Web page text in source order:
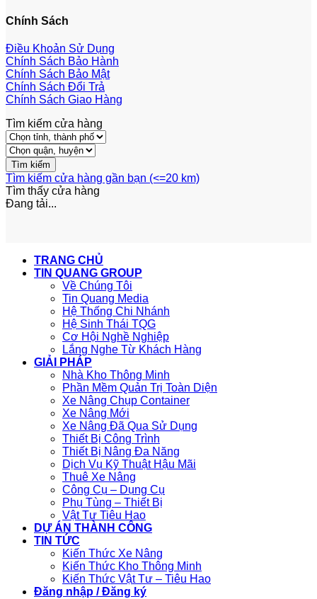
Chính Sách
Điều Khoản Sử Dụng
Chính Sách Bảo Hành
Chính Sách Bảo Mật
Chính Sách Đổi Trả
Chính Sách Giao Hàng
Tìm kiếm cửa hàng
Tìm kiếm cửa hàng gần bạn (<=20 km)
Tìm thấy cửa hàng
Đang tải...
TRANG CHỦ
TIN QUANG GROUP
Về Chúng Tôi
Tin Quang Media
Hệ Thống Chi Nhánh
Hệ Sinh Thái TQG
Cơ Hội Nghề Nghiệp
Lắng Nghe Từ Khách Hàng
GIẢI PHÁP
Nhà Kho Thông Minh
Phần Mềm Quản Trị Toàn Diện
Xe Nâng Chụp Container
Xe Nâng Mới
Xe Nâng Đã Qua Sử Dụng
Thiết Bị Công Trình
Thiết Bị Nâng Đa Năng
Dịch Vụ Kỹ Thuật Hậu Mãi
Thuê Xe Nâng
Công Cụ – Dụng Cụ
Phụ Tùng – Thiết Bị
Vật Tư Tiêu Hao
DỰ ÁN THÀNH CÔNG
TIN TỨC
Kiến Thức Xe Nâng
Kiến Thức Kho Thông Minh
Kiến Thức Vật Tư – Tiêu Hao
Đăng nhập / Đăng ký